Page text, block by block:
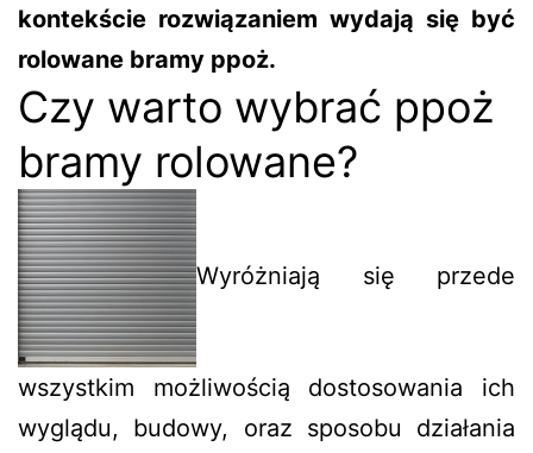
kontekście rozwiązaniem wydają się być
rolowane bramy ppoż.
Czy warto wybrać ppoż
bramy rolowane?
Wyróżniają się przede
wszystkim możliwością dostosowania ich
wyglądu, budowy, oraz sposobu działania